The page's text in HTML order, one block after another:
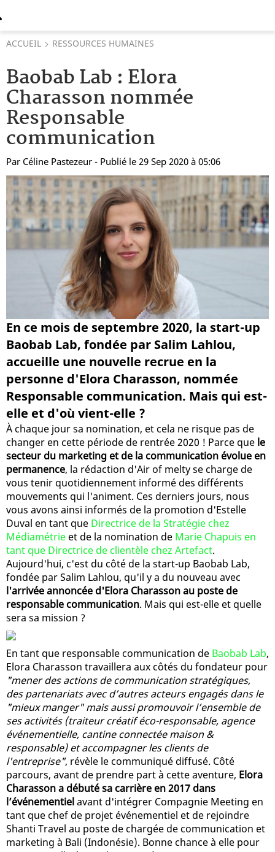
ACCUEIL RESSOURCES HUMAINES
Baobab Lab : Elora
Charasson nommée
Responsable
communication
Par Céline Pastezeur - Publié le 29 Sep 2020 à 05:06
En ce mois de septembre 2020, la start-up
Baobab Lab, fondée par Salim Lahlou,
accueille une nouvelle recrue en la
personne d'Elora Charasson, nommée
Responsable communication. Mais qui est-
elle et d'où vient-elle ?
À chaque jour sa nomination, et cela ne risque pas de
changer en cette période de rentrée 2020 ! Parce que le
secteur du marketing et de la communication évolue en
permanence, la rédaction d'Air of melty se charge de
vous tenir quotidiennement informé des différents
mouvements qui l'animent. Ces derniers jours, nous
vous avons ainsi informés de la promotion d'Estelle
Duval en tant que Directrice de la Stratégie chez
Médiamétrie et de la nomination de Marie Chapuis en
tant que Directrice de clientèle chez Artefact.
Aujourd'hui, c'est du côté de la start-up Baobab Lab,
fondée par Salim Lahlou, qu'il y a du nouveau avec
l'arrivée annoncée d'Elora Charasson au poste de
responsable communication. Mais qui est-elle et quelle
sera sa mission ?
En tant que responsable communication de Baobab Lab,
Elora Charasson travaillera aux côtés du fondateur pour
"mener des actions de communication stratégiques,
des partenariats avec d’autres acteurs engagés dans le
"mieux manger" mais aussi promouvoir l’ensemble de
ses activités (traiteur créatif éco-responsable, agence
événementielle, cantine connectée maison &
responsable) et accompagner les clients de
l'entreprise", révèle le communiqué diffusé. Côté
parcours, avant de prendre part à cette aventure, Elora
Charasson a débuté sa carrière en 2017 dans
l’événementielavant d'intégrer Compagnie Meeting en
tant que chef de projet événementiel et de rejoindre
Shanti Travel au poste de chargée de communication et
marketing à Bali (Indonésie). Bonne chance à elle pour